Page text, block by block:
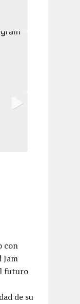
con
Jam
futuro
de su